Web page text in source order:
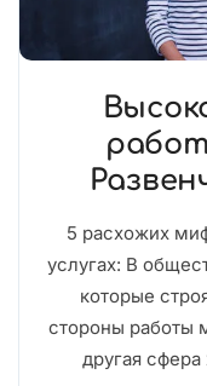
5 расхожих
услугах: В
которые
стороны работы
другая